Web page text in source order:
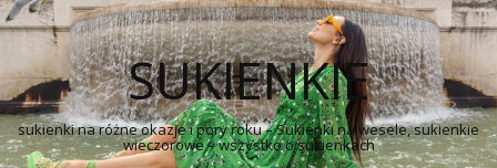
SUKIENKIE
sukienki na różne okazje i pory roku – Sukienki na wesele, sukienkie
wieczorowe – wszystko o sukienkach